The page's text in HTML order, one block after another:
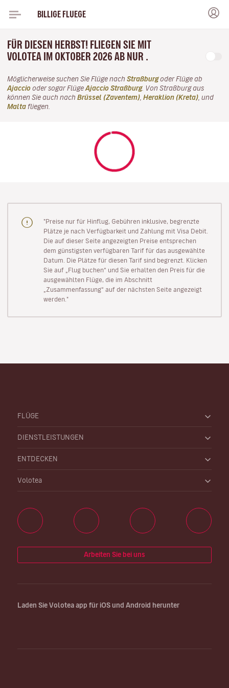
BILLIGE FLUEGE
FÜR DIESEN HERBST! FLIEGEN SIE MIT
VOLOTEA IM OKTOBER 2026 AB NUR .
Möglicherweise suchen Sie Flüge nach Straßburgoder Flüge ab
Ajaccio oder sogar Flüge Ajaccio Straßburg. Von Straßburg aus
können Sie auch nach Brüssel (Zaventem) Heraklion (Kreta) , und
Malta fliegen.
"Preise nur für Hinflug, Gebühren inklusive, begrenzte
Plätze je nach Verfügbarkeit und Zahlung mit Visa Debit.
Die auf dieser Seite angezeigten Preise entsprechen
dem günstigsten verfügbaren Tarif für das ausgewählte
Datum. Die Plätze für diesen Tarif sind begrenzt. Klicken
Sie auf „Flug buchen“ und Sie erhalten den Preis für die
ausgewählten Flüge, die im Abschnitt
„Zusammenfassung“ auf der nächsten Seite angezeigt
werden."
FLÜGE
DIENSTLEISTUNGEN
ENTDECKEN
Volotea
Arbeiten Sie bei uns
Laden Sie Volotea app für iOS und Android herunter